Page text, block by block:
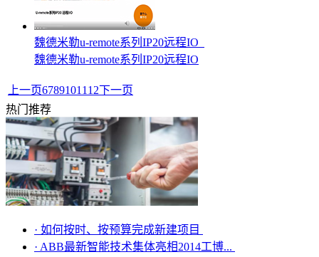
魏德米勒u-remote系列IP20远程IO
魏德米勒u-remote系列IP20远程IO
上一页67891011 12下一页
热门推荐
· 如何按时、按预算完成新建项目
· ABB最新智能技术集体亮相2014工博...